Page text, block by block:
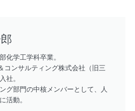
化学工学科卒業。
コンサルティング株式会社（旧三
社。
グ部門の中核メンバーとして、人
活動。